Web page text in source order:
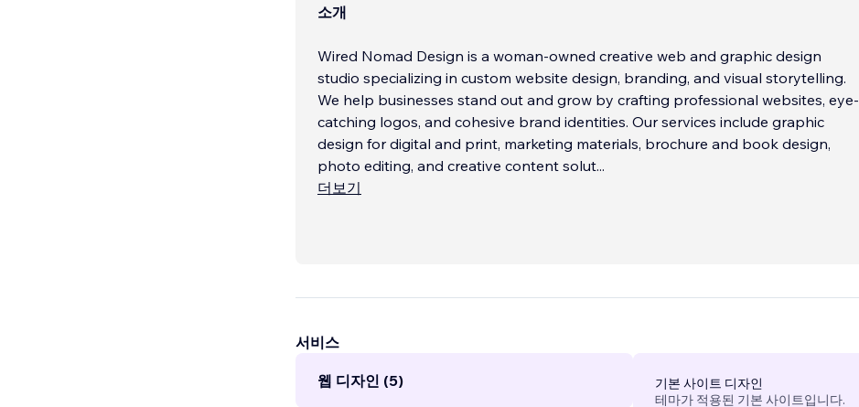
소개
Wired Nomad Design is a woman-owned creative web and graphic design
studio specializing in custom website design, branding, and visual storytelling.
We help businesses stand out and grow by crafting professional websites, eye-
catching logos, and cohesive brand identities. Our services include graphic
design for digital and print, marketing materials, brochure and book design,
photo editing, and creative content solut...
더보기
서비스
웹 디자인 (5)
기본 사이트 디자인
테마가 적용된 기본 사이트입니다.